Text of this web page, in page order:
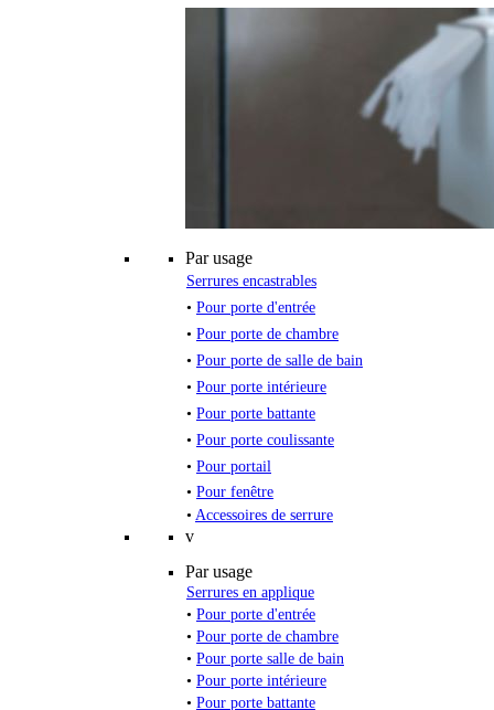
Par usage
Serrures encastrables
• Pour porte d'entrée
• Pour porte de chambre
• Pour porte de salle de bain
• Pour porte intérieure
• Pour porte battante
• Pour porte coulissante
• Pour portail
• Pour fenêtre
• Accessoires de serrure
v
Par usage
Serrures en applique
• Pour porte d'entrée
• Pour porte de chambre
• Pour porte salle de bain
• Pour porte intérieure
• Pour porte battante